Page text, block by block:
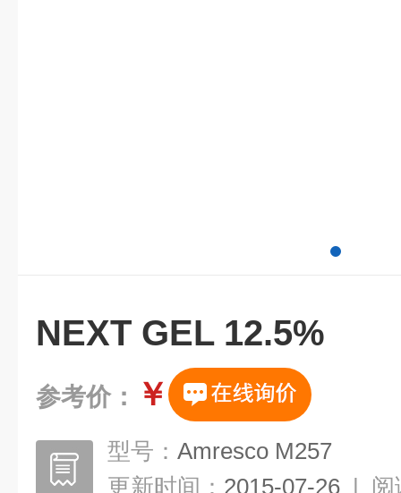
NEXT GEL 12.5%
参考价： ￥
型号： Amresco M257
更新时间： 2015-07-26 | 阅